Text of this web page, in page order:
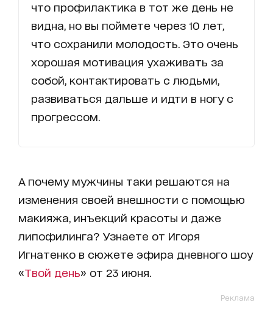
что профилактика в тот же день не
видна, но вы поймете через 10 лет,
что сохранили молодость. Это очень
хорошая мотивация ухаживать за
собой, контактировать с людьми,
развиваться дальше и идти в ногу с
прогрессом.
А почему мужчины таки решаются на
изменения своей внешности с помощью
макияжа, инъекций красоты и даже
липофилинга? Узнаете от Игоря
Игнатенко в сюжете эфира дневного шоу
«Твой день» от 23 июня.
Реклама